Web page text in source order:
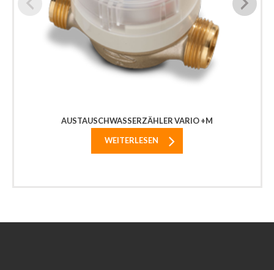
AUSTAUSCHWASSERZÄHLER VARIO +M
WEITERLESEN